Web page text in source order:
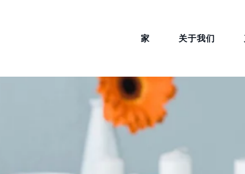
家 关于我们